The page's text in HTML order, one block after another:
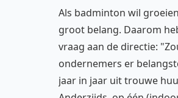
Als badminton wil
groot belang. Daarom
vraag aan de directie:
ondernemers er
jaar in jaar uit trouwe